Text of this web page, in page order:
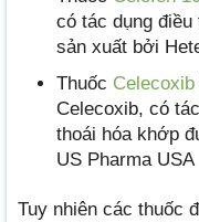
có tác dụng
sản xuất bởi
Thuốc
Celecoxib, có
thoái hóa khớp
US Pharma USA
Tuy nhiên các thuốc